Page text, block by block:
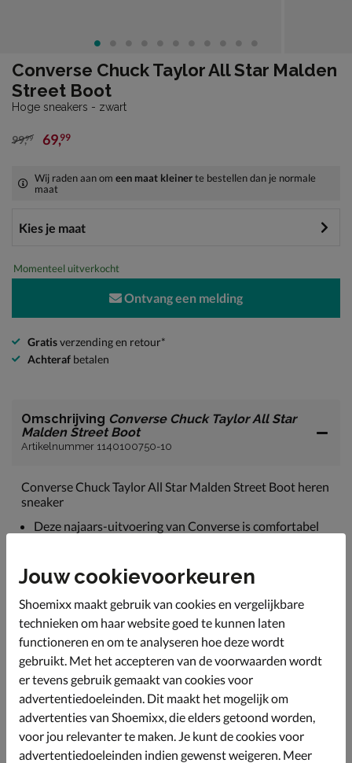
Converse Chuck Taylor All Star Malden
Street Boot
Hoge sneakers - zwart
van € 99,99 voor € 69,99
99,99 69,99
Wij raden aan om een maat kleinerte bestellen dan je normale
maat
Momenteel uitverkocht
Ontvang een melding
Gratisverzending en retour*
Achteraf betalen
Omschrijving Converse Chuck Taylor All Star
Malden Street Boot
Artikelnummer 1140100750-10
Converse Chuck Taylor All Star Malden Street Boot heren
sneaker
Deze najaars-uitvoering van Converse is comfortabel
Uitgevoerd in leer en canvas. Het leer is behandeld
waardoor het goed bestand is tegen water en vuil.
Gevoerd met zacht fleece-stof. Deze textielsoort houdt
warmte goed vast waardoor kouden voeten
verledentijd zijn. Daarnaast voelt het uiterst
comfortabel aan.
Voorzien van een foam-voetbed voor goede demping
en een aangenaam draaggevoel.
Afgewerkt met een rubberen loopzool met antislip-
laag, waardoor je ook op gladdere ondergronden
betere grip en stabiliteit hebt.
Jouw cookievoorkeuren
Shoemixx maakt gebruik van cookies en vergelijkbare
technieken om haar website goed te kunnen laten
functioneren en om te analyseren hoe deze wordt
gebruikt. Met het accepteren van de voorwaarden wordt
er tevens gebruik gemaakt van cookies voor
advertentiedoeleinden. Dit maakt het mogelijk om
advertenties van Shoemixx, die elders getoond worden,
voor jou relevanter te maken. Je kunt de cookies voor
advertentiedoeleinden indien gewenst weigeren. Meer